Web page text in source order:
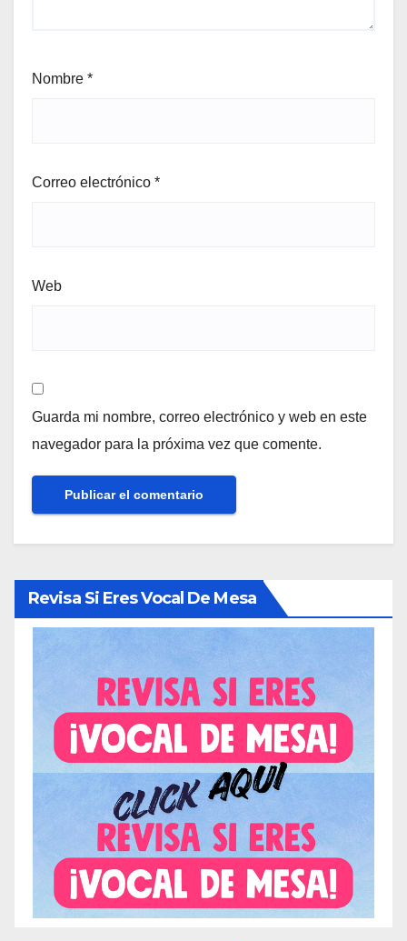
Nombre *
Correo electrónico *
Web
Guarda mi nombre, correo electrónico y web en este
navegador para la próxima vez que comente.
Revisa Si Eres Vocal De Mesa